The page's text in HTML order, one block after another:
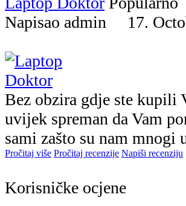
Napisao admin 17.
Bez obzira gdje ste kupili
uvijek sprеman da Vam
sami zašto su nam mnogi
Pročitaj više Pročitaj recenzije Napiši recenziju
Korisničke ocjene